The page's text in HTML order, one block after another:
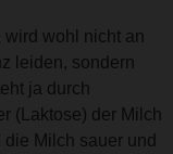
wird wohl nicht an
leiden, sondern
ja durch
(Laktose) der Milch
Milch sauer und